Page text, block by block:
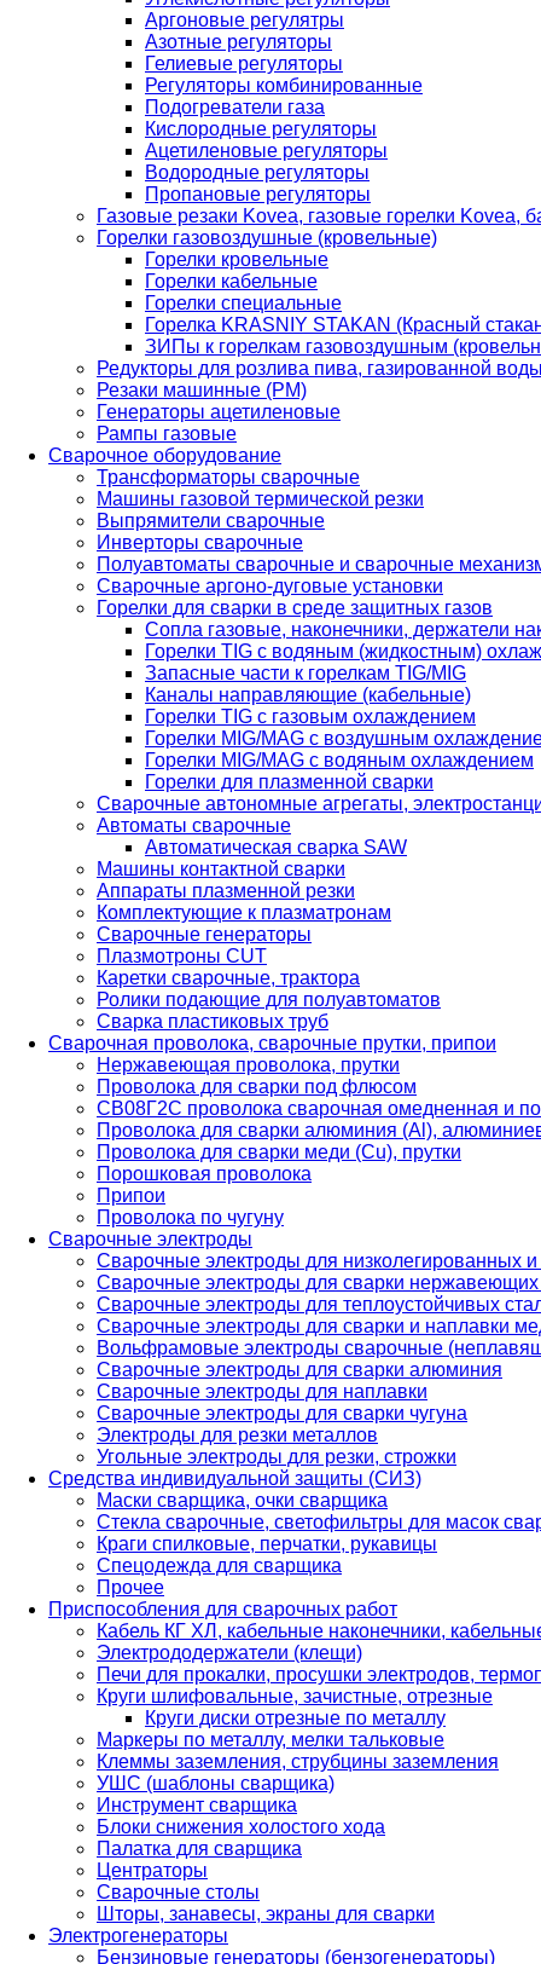
Аргоновые регулятры
Азотные регуляторы
Гелиевые регуляторы
Регуляторы комбинированные
Подогреватели газа
Кислородные регуляторы
Ацетиленовые регуляторы
Водородные регуляторы
Пропановые регуляторы
Газовые резаки Kovea, газовые горелки Kovea,
Горелки газовоздушные (кровельные)
Горелки кровельные
Горелки кабельные
Горелки специальные
Горелка KRASNIY STAKAN (Красный
ЗИПы к горелкам газовоздушным
Редукторы для розлива пива, газированной
Резаки машинные (РМ)
Генераторы ацетиленовые
Рампы газовые
Сварочное оборудование
Трансформаторы сварочные
Машины газовой термической резки
Выпрямители сварочные
Инверторы сварочные
Полуавтоматы сварочные и сварочные
Сварочные аргоно-дуговые установки
Горелки для сварки в среде защитных газов
Сопла газовые, наконечники, держатели
Горелки TIG с водяным (жидкостным)
Запасные части к горелкам TIG/MIG
Каналы направляющие (кабельные)
Горелки TIG с газовым охлаждением
Горелки MIG/MAG с воздушным
Горелки MIG/MAG с водяным охлаждением
Горелки для плазменной сварки
Сварочные автономные агрегаты,
Автоматы сварочные
Автоматическая сварка SAW
Машины контактной сварки
Аппараты плазменной резки
Комплектующие к плазматронам
Сварочные генераторы
Плазмотроны CUT
Каретки сварочные, трактора
Ролики подающие для полуавтоматов
Сварка пластиковых труб
Сварочная проволока, сварочные прутки, припои
Нержавеющая проволока, прутки
Проволока для сварки под флюсом
СВ08Г2С проволока сварочная омедненная и
Проволока для сварки алюминия (Al),
Проволока для сварки меди (Cu), прутки
Порошковая проволока
Припои
Проволока по чугуну
Сварочные электроды
Сварочные электроды для низколегированных и
Сварочные электроды для сварки
Сварочные электроды для теплоустойчивых
Сварочные электроды для сварки и наплавки
Вольфрамовые электроды сварочные
Сварочные электроды для сварки алюминия
Сварочные электроды для наплавки
Сварочные электроды для сварки чугуна
Электроды для резки металлов
Угольные электроды для резки, строжки
Средства индивидуальной защиты (СИЗ)
Маски сварщика, очки сварщика
Стекла сварочные, светофильтры для масок
Краги спилковые, перчатки, рукавицы
Спецодежда для сварщика
Прочее
Приспособления для сварочных работ
Кабель КГ ХЛ, кабельные наконечники,
Электрододержатели (клещи)
Печи для прокалки, просушки электродов,
Круги шлифовальные, зачистные, отрезные
Круги диски отрезные по металлу
Маркеры по металлу, мелки тальковые
Клеммы заземления, струбцины заземления
УШС (шаблоны сварщика)
Инструмент сварщика
Блоки снижения холостого хода
Палатка для сварщика
Центраторы
Сварочные столы
Шторы, занавесы, экраны для сварки
Электрогенераторы
Бензиновые генераторы (бензогенераторы)